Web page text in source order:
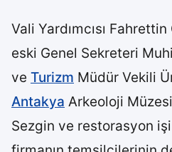
Vali Yardımcısı
eski Genel Sekreteri
ve Turizm Müdür Vekili
Antakya Arkeoloji
Sezgin ve restorasyon